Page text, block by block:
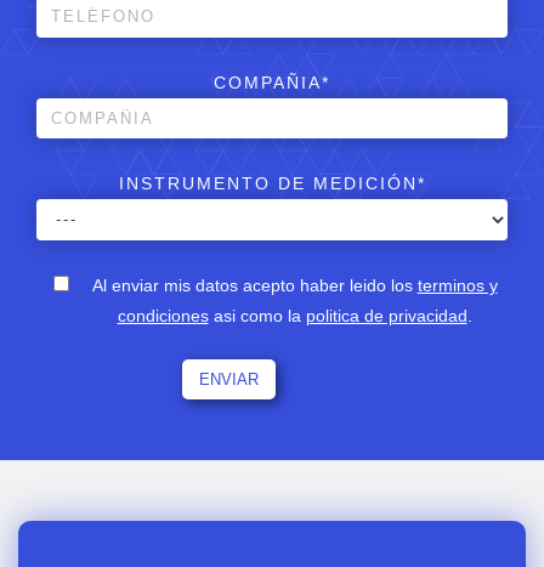
COMPAÑIA*
INSTRUMENTO DE MEDICIÓN*
Al enviar mis datos acepto haber leido los terminos y
condicionesasi como la politica de privacidad